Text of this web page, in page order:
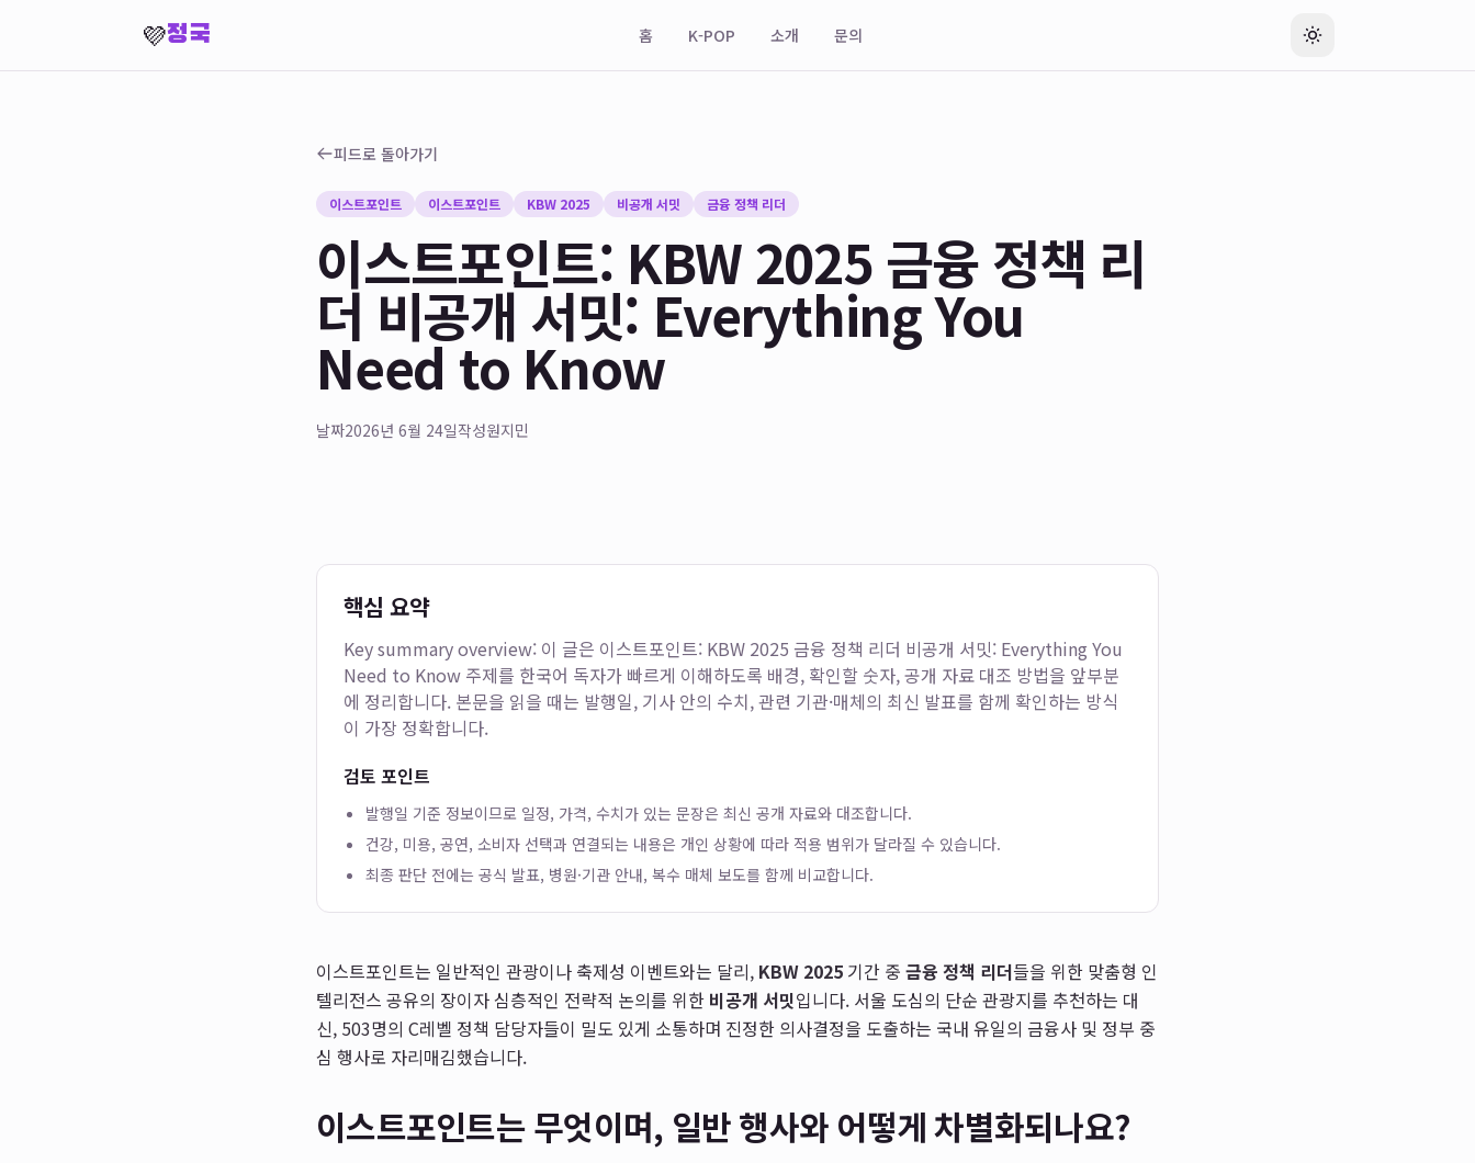
💜정국 홈 K-POP 소개 문의
피드로 돌아가기
이스트포인트 이스트포인트 KBW 2025 비공개 서밋 금융 정책 리더
이스트포인트: KBW 2025 금융 정책 리
더 비공개 서밋: Everything You
Need to Know
날짜2026년 6월 24일작성원지민
핵심 요약
Key summary overview: 이 글은 이스트포인트: KBW 2025 금융 정책 리더 비공개 서밋: Everything You
Need to Know 주제를 한국어 독자가 빠르게 이해하도록 배경, 확인할 숫자, 공개 자료 대조 방법을 앞부분
에 정리합니다. 본문을 읽을 때는 발행일, 기사 안의 수치, 관련 기관·매체의 최신 발표를 함께 확인하는 방식
이 가장 정확합니다.
검토 포인트
발행일 기준 정보이므로 일정, 가격, 수치가 있는 문장은 최신 공개 자료와 대조합니다.
건강, 미용, 공연, 소비자 선택과 연결되는 내용은 개인 상황에 따라 적용 범위가 달라질 수 있습니다.
최종 판단 전에는 공식 발표, 병원·기관 안내, 복수 매체 보도를 함께 비교합니다.
이스트포인트는 일반적인 관광이나 축제성 이벤트와는 달리, KBW 2025 기간 중 금융 정책 리더들을 위한 맞춤형 인
텔리전스 공유의 장이자 심층적인 전략적 논의를 위한 비공개 서밋입니다. 서울 도심의 단순 관광지를 추천하는 대
신, 503명의 C레벨 정책 담당자들이 밀도 있게 소통하며 진정한 의사결정을 도출하는 국내 유일의 금융사 및 정부 중
심 행사로 자리매김했습니다.
이스트포인트는 무엇이며, 일반 행사와 어떻게 차별화되나요?